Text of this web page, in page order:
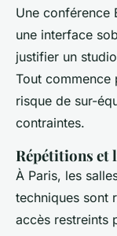
Une conférence
une interface
justifier un
Tout commence
risque de sur-
contraintes.
Répétitions et
À Paris, les
techniques sont
accès restreints